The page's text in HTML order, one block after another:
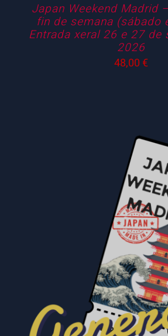
Japan Weekend Madrid
fin de semana (sábado
Entrada xeral 26 e 27 de
2026
48,00€
SELECCIONAR OPCIÓNS /